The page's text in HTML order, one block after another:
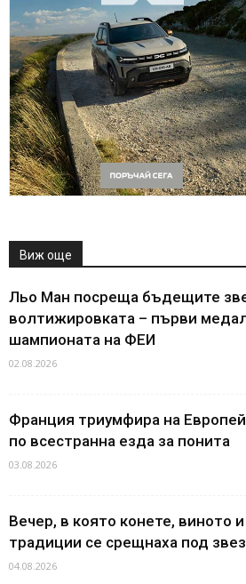
Виж още
Льо Ман посреща бъдещите
волтижировката – първи
шампионата на ФЕИ
02.08.2026
Франция триумфира на
по всестранна езда за понита
03.08.2026
Вечер, в която конете, виното
традиции се срещнаха под
04.08.2026